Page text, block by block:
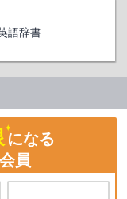
語辞書
になる
員